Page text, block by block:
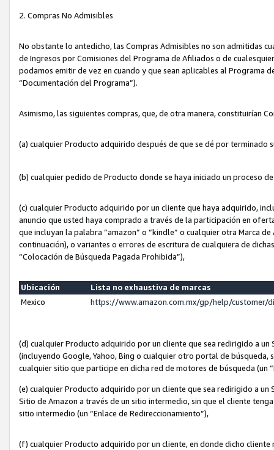
2. Compras No Admisibles
No obstante lo antedicho, las Compras Admisibles no son admitidas
de Ingresos por Comisiones del Programa de Afiliados o de
podamos emitir de vez en cuando y que sean aplicables al Programa
“Documentación del Programa”).
Asimismo, las siguientes compras, que, de otra manera, constituirían
(a) cualquier Producto adquirido después de que se dé por terminado
(b) cualquier pedido de Producto donde se haya iniciado un proceso
(c) cualquier Producto adquirido por un cliente que haya adquirido,
anuncio que usted haya comprado a través de la participación en
que incluyan la palabra “amazon” o “kindle” o cualquier otra Marca
continuación), o variantes o errores de escritura de cualquiera de
“Colocación de Búsqueda Pagada Prohibida”),
Ubicación
Lista no exhaustiva de marcas
Mexico
https://www.amazon.com.mx/gp/help/customer/
(d) cualquier Producto adquirido por un cliente que sea redirigido a
(incluyendo Google, Yahoo, Bing o cualquier otro portal de
cualquier sitio que participe en dicha red de motores de búsqueda (un
(e) cualquier Producto adquirido por un cliente que sea redirigido a un
Sitio de Amazon a través de un sitio intermedio, sin que el cliente
sitio intermedio (un “Enlace de Redireccionamiento”),
(f) cualquier Producto adquirido por un cliente, en donde dicho